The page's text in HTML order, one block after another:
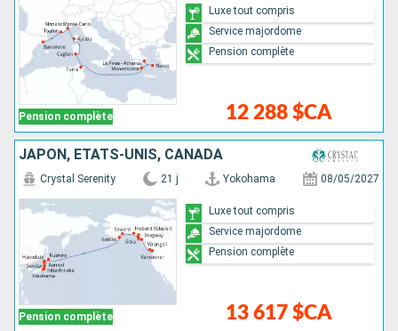
Pension complète 12 288 $CA
Luxe tout compris
Service majordome
Pension complète
JAPON, ÉTATS-UNIS, CANADA
Pension complète
Crystal Serenity 21 j Yokohama 08/05/2027
13 617 $CA
Luxe tout compris
Service majordome
Pension complète